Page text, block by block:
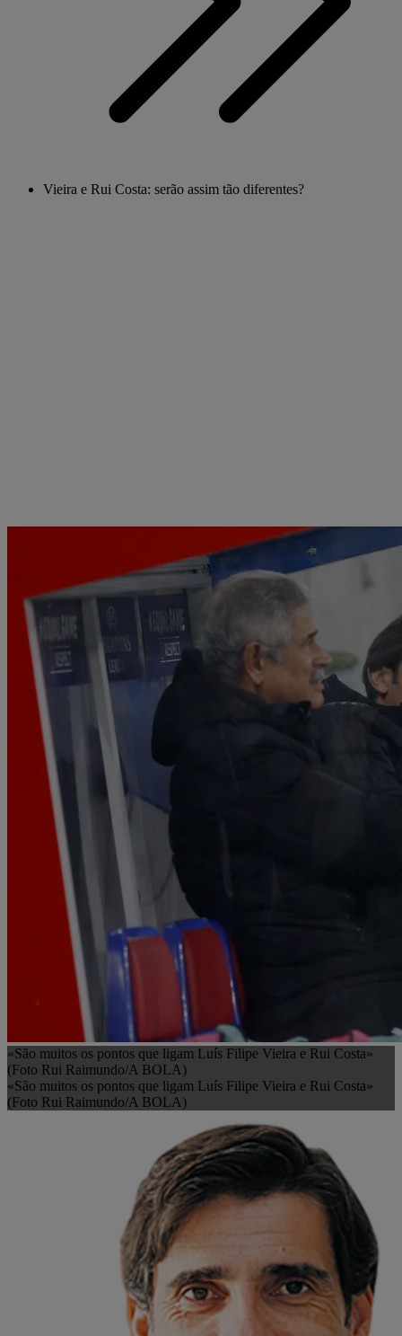
Vieira e Rui Costa: serão assim tão diferentes?
«São muitos os pontos que ligam Luís Filipe Vieira e Rui Costa»
(Foto Rui Raimundo/A BOLA)
«São muitos os pontos que ligam Luís Filipe Vieira e Rui Costa»
(Foto Rui Raimundo/A BOLA)